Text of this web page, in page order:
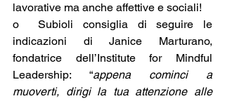
lavorative ma anche affettive e sociali!
o  Subioli consiglia di seguire le
indicazioni di Janice Marturano,
fondatrice dell’Institute for Mindful
Leadership: “appena cominci a
muoverti, dirigi la tua attenzione alle